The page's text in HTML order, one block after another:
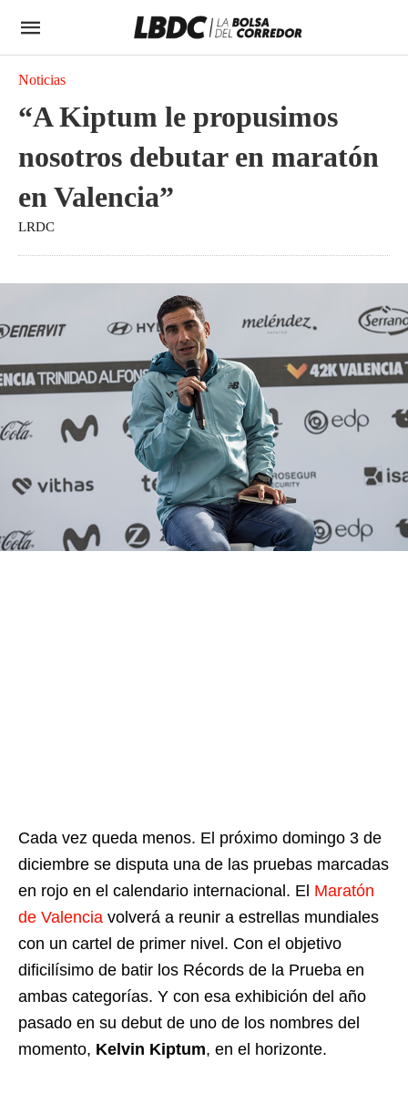
Noticias
“A Kiptum le propusimos
nosotros debutar en maratón
en Valencia”
LRDC
Cada vez queda menos. El próximo domingo 3 de
diciembre se disputa una de las pruebas marcadas
en rojo en el calendario internacional. El Maratón
de Valencia volverá a reunir a estrellas mundiales
con un cartel de primer nivel. Con el objetivo
dificilísimo de batir los Récords de la Prueba en
ambas categorías. Y con esa exhibición del año
pasado en su debut de uno de los nombres del
momento, Kelvin Kiptum, en el horizonte.